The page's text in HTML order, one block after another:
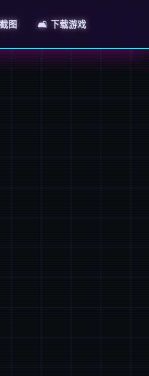
图 🛋️ 下载游戏